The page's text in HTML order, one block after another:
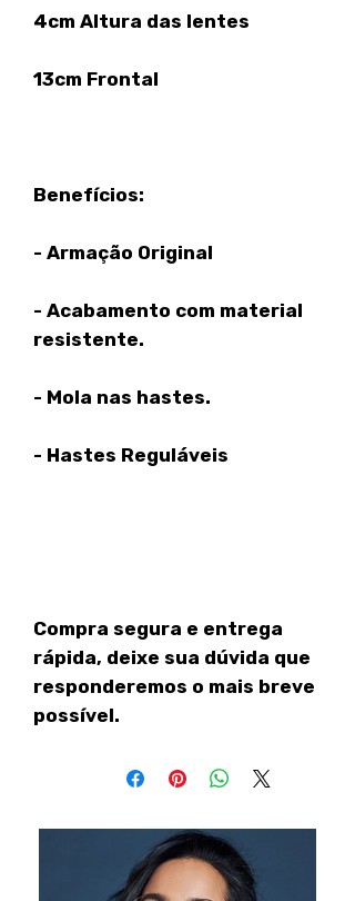
4cm Altura das lentes
13cm Frontal
Benefícios:
- Armação Original
- Acabamento com material
resistente.
- Mola nas hastes.
- Hastes Reguláveis
Compra segura e entrega
rápida, deixe sua dúvida que
responderemos o mais breve
possível.